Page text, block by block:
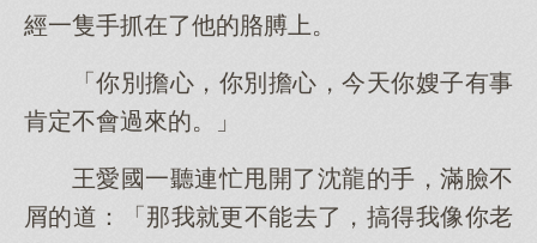
經一隻手抓在了他的胳膊上。
「你別擔心，你別擔心，今天你嫂子有事
肯定不會過來的。」
王愛國一聽連忙甩開了沈龍的手，滿臉不
屑的道：「那我就更不能去了，搞得我像你老